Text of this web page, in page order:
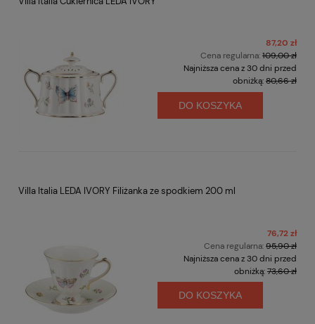
87,20 zł
Cena regularna:109,00 zł
Najniższa cena z 30 dni przed
obniżką:80,66 zł
DO KOSZYKA
Villa Italia LEDA IVORY Filiżanka ze spodkiem 200 ml
76,72 zł
Cena regularna:95,90 zł
Najniższa cena z 30 dni przed
obniżką:73,60 zł
DO KOSZYKA